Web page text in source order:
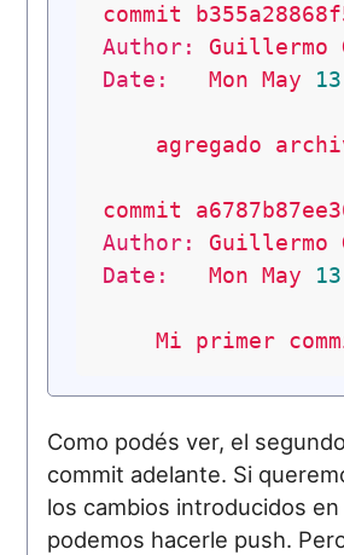
commit
Author:
Guillermo
Date:
Mon May 13
agregado
commit
Author:
Guillermo
Date:
Mon May 13
Mi primer
Como podés ver, el
commit adelante. Si
los cambios introducidos
podemos hacerle push.